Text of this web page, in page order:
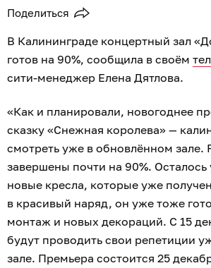
Поделиться
В Калининграде концертный зал
готов на 90%, сообщила в своём
сити-менеджер Елена Дятлова.
«Как и планировали, новогоднее
сказку «Снежная королева» —
смотреть уже в обновлённом зале.
завершены почти на 90%. Осталось
новые кресла, которые уже
в красивый наряд, он уже тоже
монтаж и новых декораций. С 15
будут проводить свои репетиции
зале. Премьера состоится 25